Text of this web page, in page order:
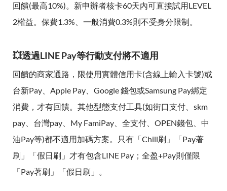
回饋(最高10%)。新申辦者核卡60天內可直接試用LEVEL
2權益。保費1.3%、一般消費0.3%則不受身分限制。
💥透過LINE Pay等行動支付將不適用
回饋的商家通路，限使用實體信用卡(含線上輸入卡號)或
台新Pay、Apple Pay、Google 錢包或Samsung Pay綁定
消費，才有回饋。其他型態支付工具(如街口支付、skm
pay、台灣pay、My FamiPay、全支付、OPEN錢包、中
油Pay等)都不適用加碼方案。只有「Chill刷」「Pay著
刷」「假日刷」才有包含LINE Pay；全盈+Pay則僅限
「Pay著刷」「假日刷」。